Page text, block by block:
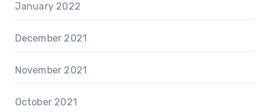
January 2022
December 2021
November 2021
October 2021